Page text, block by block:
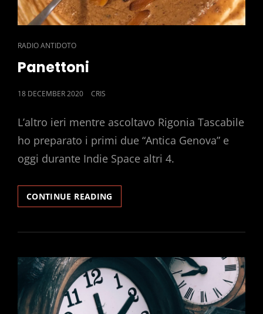
CAT
LINKS
RADIO ANTIDOTO
Panettoni
POSTED
18 DECEMBER 2020 CRIS
L’altro ieri mentre ascoltavo Rigonia Tascabile
ho preparato i primi due “Antica Genova” e
oggi durante Indie Space altri 4.
CONTINUE READING